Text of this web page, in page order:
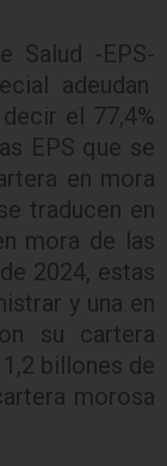
Salud -EPS-
adeudan
el 77,4%
EPS que se
en mora
traducen en
mora de las
2024, estas
y una en
su cartera
billones de
morosa